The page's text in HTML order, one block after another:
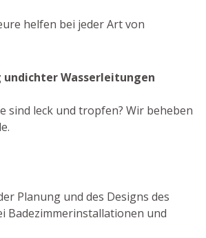
helfen bei jeder Art von
Wasserleitungen
sind leck und tropfen? Wir beheben
Planung und des Designs des
Badezimmerinstallationen und